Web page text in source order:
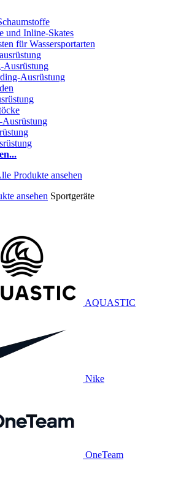
und Inline-Skates
für Wassersportarten
Ausrüstung
Ausrüstung
ansehen Sportgeräte
AQUASTIC
Nike
OneTeam